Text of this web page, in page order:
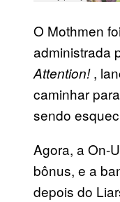
O Mothmen
administrada
Attention!,
caminhar
sendo
Agora, a On-
bônus, e a
depois do